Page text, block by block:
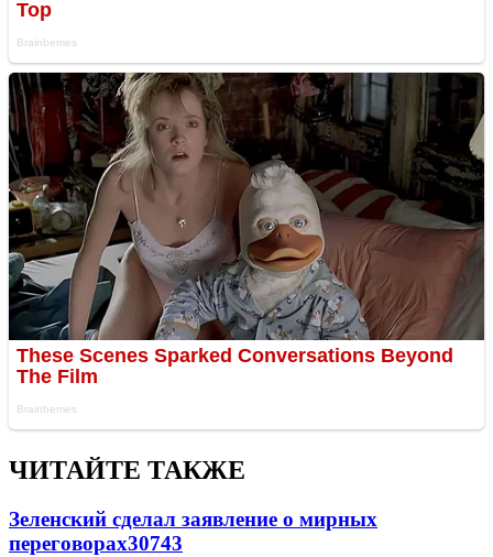
ЧИТАЙТЕ ТАКЖЕ
Зеленский сделал заявление о мирных
переговорах30743